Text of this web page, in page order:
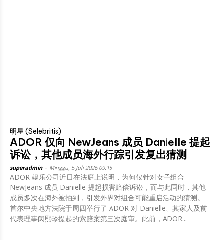
明星 (Selebritis)
ADOR 仅向 NewJeans 成员 Danielle 提起
诉讼，其他成员海外行踪引发复出猜测
superadmin Minggu, 5 Juli 2026 09:15
ADOR 娱乐公司近日在法庭上说明，为何仅针对女子组合
NewJeans 成员 Danielle 提起损害赔偿诉讼，而与此同时，其他
成员多次在海外被拍到，引发外界对组合可能重启活动的猜测。
首尔中央地方法院于周四举行了 ADOR 对 Danielle、其家人及前
代表理事闵熙珍提起的索赔案第三次庭审。此前，ADOR...